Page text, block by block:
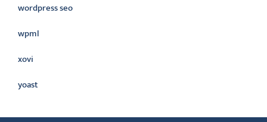
wordpress seo
wpml
xovi
yoast